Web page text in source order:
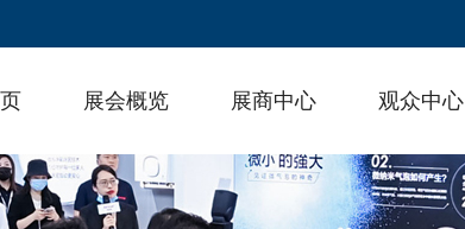
展会概览 展商中心 观众中心